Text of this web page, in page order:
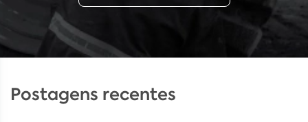
Postagens recentes